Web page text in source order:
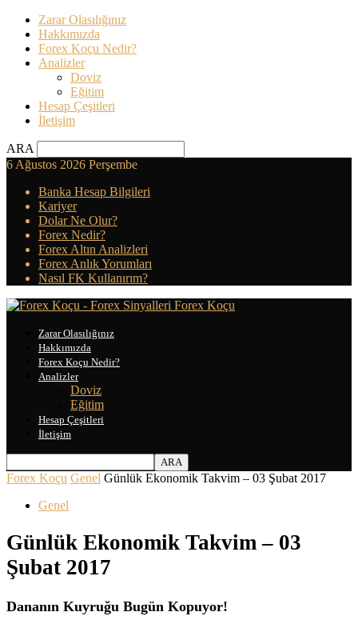
Zarar Olasılığınız
Hakkımızda
Forex Koçu Nedir?
Analizler
Doviz
Eğitim
Hesap Çeşitleri
İletişim
ARA
6 Ağustos 2026 Perşembe
Banka Hesap Bilgileri
Kariyer
Dolar Ne Olur?
Forex Nedir?
Forex Altın Analizleri
Forex Anlık Yorumları
Nasıl FK Kullanırım?
Forex Koçu
Zarar Olasılığınız
Hakkımızda
Forex Koçu Nedir?
Analizler
Doviz
Eğitim
Hesap Çeşitleri
İletişim
Forex Koçu Genel Günlük Ekonomik Takvim – 03 Şubat 2017
Genel
Günlük Ekonomik Takvim – 03
Şubat 2017
Dananın Kuyruğu Bugün Kopuyor!